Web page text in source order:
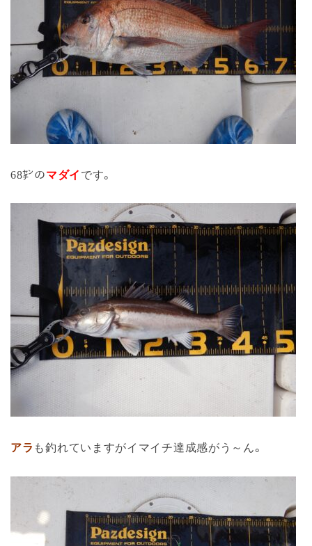
68㌢のマダイです。
アラ も釣れていますがイマイチ達成感がう～ん。